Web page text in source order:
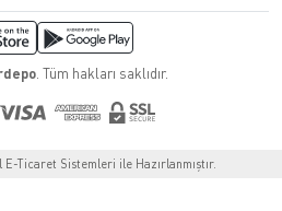
. Tüm hakları saklıdır.
E-Ticaret Sistemleri ile Hazırlanmıştır.